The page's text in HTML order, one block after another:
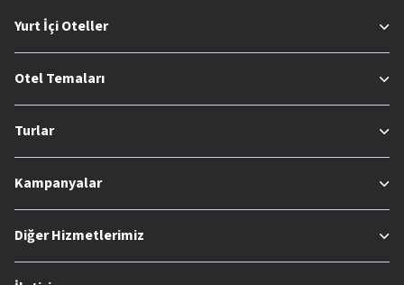
Yurt İçi Oteller
Otel Temaları
Turlar
Kampanyalar
Diğer Hizmetlerimiz